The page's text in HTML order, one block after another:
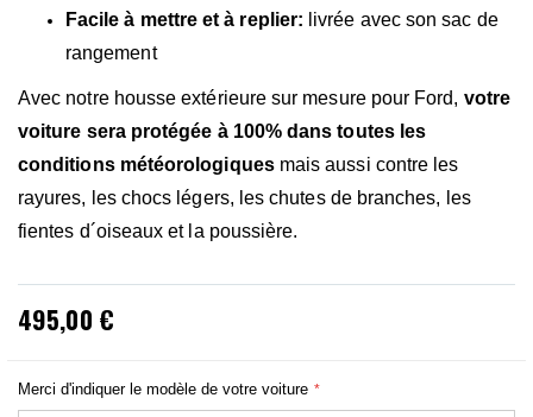
Facile à mettre et à replier: livrée avec son sac de
rangement
Avec notre housse extérieure sur mesure pour Ford, votre
voiture sera protégée à 100% dans toutes les
conditions météorologiquesmais aussi contre les
rayures, les chocs légers, les chutes de branches, les
fientes d´oiseaux et la poussière.
495,00 €
Merci d'indiquer le modèle de votre voiture